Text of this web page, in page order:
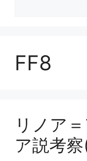
FF8
リノア
ア説考